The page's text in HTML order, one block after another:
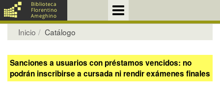
Inicio Catálogo
Sanciones a usuarios con préstamos vencidos: no
podrán inscribirse a cursada ni rendir exámenes finales